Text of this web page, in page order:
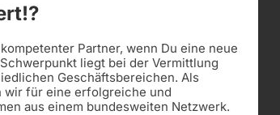
Partner, wenn Du eine neue
liegt bei der Vermittlung
Geschäftsbereichen. Als
wir für eine erfolgreiche und
aus einem bundesweiten Netzwerk.